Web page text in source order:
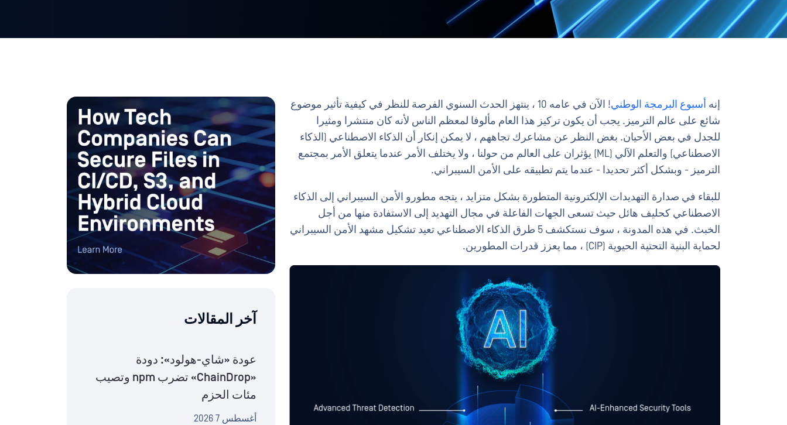
إنه أسبوع البرمجة الوطني
! الآن في عامه 10 ، ينتهز الحدث السنوي الفرصة للنظر في كيفية تأثير موضوع
شائع على عالم الترميز. يجب أن يكون تركيز هذا العام مألوفا لمعظم الناس لأنه كان منتشرا ومثيرا
للجدل في بعض الأحيان. بغض النظر عن مشاعرك تجاههم ، لا يمكن إنكار أن الذكاء الاصطناعي (الذكاء
الاصطناعي) والتعلم الآلي (ML) يؤثران على العالم من حولنا ، ولا يختلف الأمر عندما يتعلق الأمر بمجتمع
الترميز - وبشكل أكثر تحديدا - عندما يتم تطبيقه على الأمن السيبراني.
للبقاء في صدارة التهديدات الإلكترونية المتطورة بشكل متزايد ، يتجه مطورو الأمن السيبراني إلى الذكاء
الاصطناعي كحليف هائل حيث تسعى الجهات الفاعلة في مجال التهديد إلى الاستفادة منها من أجل
الخبث. في هذه المدونة ، سوف نستكشف 5 طرق الذكاء الاصطناعي تعيد تشكيل مشهد الأمن السيبراني
لحماية البنية التحتية الحيوية (CIP) ، مما يعزز قدرات المطورين.
آخر المقالات
عودة «شاي-هولود»: دودة
«ChainDrop» تضرب npm وتصيب
مئات الحزم
أغسطس 7 2026